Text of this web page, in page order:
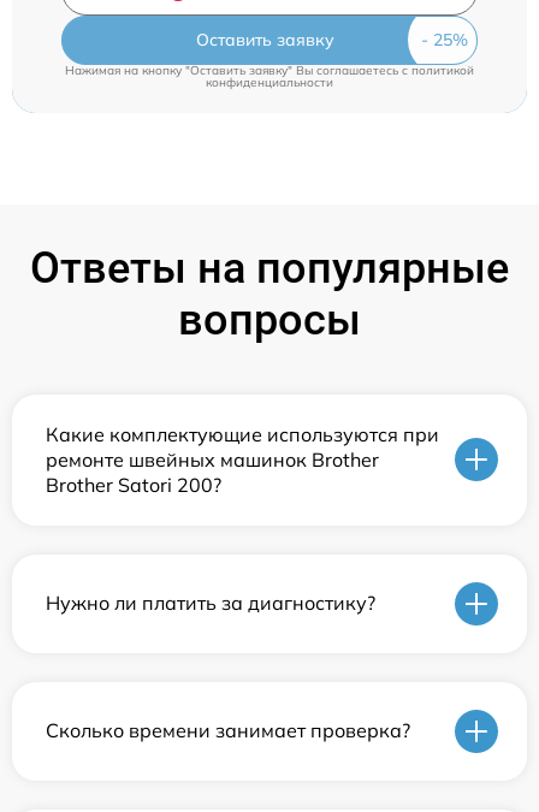
Оставить заявку
Нажимая на кнопку "Оставить заявку" Вы соглашаетесь cполитикой
конфиденциальности
Ответы на популярные
вопросы
Какие комплектующие используются при
ремонте швейных машинок Brother
Brother Satori 200?
Нужно ли платить за диагностику?
Сколько времени занимает проверка?